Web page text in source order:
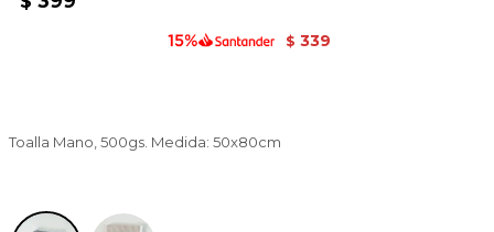
$ 339
Toalla Mano, 500gs. Medida: 50x80cm